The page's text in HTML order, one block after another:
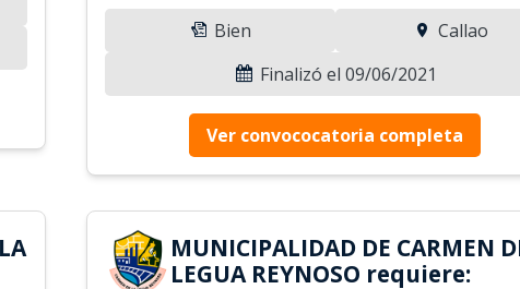
Bien
Callao
Finalizó el 09/06/2021
Ver convococatoria completa
MUNICIPALIDAD DE CARMEN
LEGUA REYNOSO requiere: